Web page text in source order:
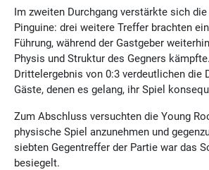
Im zweiten Durchgang verstärkte sich
Pinguine: drei weitere Treffer brachten
Führung, während der Gastgeber
Physis und Struktur des Gegners
Drittelergebnis von 0:3 verdeutlichen die
Gäste, denen es gelang, ihr Spiel
Zum Abschluss versuchten die Young
physische Spiel anzunehmen und
siebten Gegentreffer der Partie war das
besiegelt.